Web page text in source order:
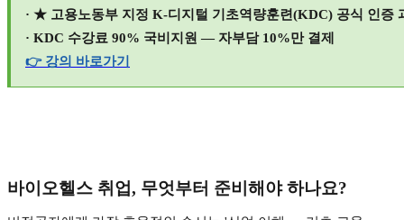
· ★ 고용노동부 지정 K-디지털 기초역량훈련(KDC) 공식 인증
· KDC 수강료 90% 국비지원 —자부담10%만 결제
👉 강의 바로가기
바이오헬스 취업, 무엇부터 준비해야 하나요?